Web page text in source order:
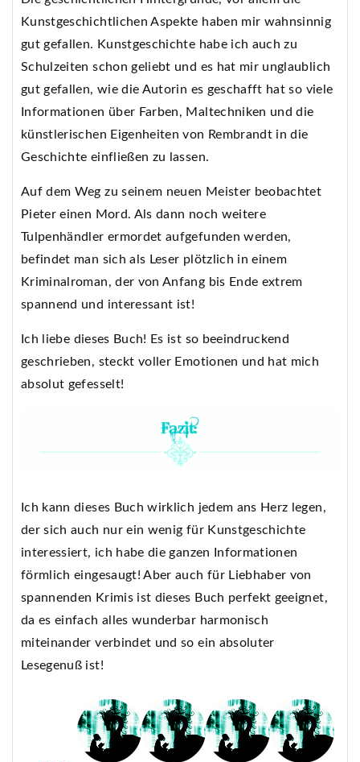
Kunstgeschichtlichen Aspekte haben mir wahnsinnig
gut gefallen. Kunstgeschichte habe ich auch zu
Schulzeiten schon geliebt und es hat mir unglaublich
gut gefallen, wie die Autorin es geschafft hat so viele
Informationen über Farben, Maltechniken und die
künstlerischen Eigenheiten von Rembrandt in die
Geschichte einfließen zu lassen.
Auf dem Weg zu seinem neuen Meister beobachtet
Pieter einen Mord. Als dann noch weitere
Tulpenhändler ermordet aufgefunden werden,
befindet man sich als Leser plötzlich in einem
Kriminalroman, der von Anfang bis Ende extrem
spannend und interessant ist!
Ich liebe dieses Buch! Es ist so beeindruckend
geschrieben, steckt voller Emotionen und hat mich
absolut gefesselt!
Ich kann dieses Buch wirklich jedem ans Herz legen,
der sich auch nur ein wenig für Kunstgeschichte
interessiert, ich habe die ganzen Informationen
förmlich eingesaugt! Aber auch für Liebhaber von
spannenden Krimis ist dieses Buch perfekt geeignet,
da es einfach alles wunderbar harmonisch
miteinander verbindet und so ein absoluter
Lesegenuß ist!